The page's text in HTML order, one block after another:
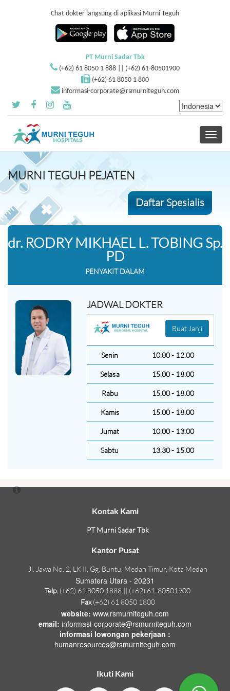
Chat dokter langsung di aplikasi Murni Teguh
PT Murni Sadar Tbk
(+62) 61 8050 1 888 || (+62) 61-80501900
(+62) 61 8050 1 800
informasi-corporate@rsmurniteguh.com
Toggle
MURNI TEGUH PEJATEN
Daftar Spesialis
dr. RODRY MIKHAEL L. TOBING Sp.
PD
PENYAKIT DALAM
JADWAL DOKTER
Buat Janji
Senin 10.00 - 12.00
Selasa 15.00 - 18.00
Rabu 15.00 - 18.00
Kamis 15.00 - 18.00
Jumat 10.00 - 13.00
Sabtu 13.30 - 15.00
Kontak Kami
PT Murni Sadar Tbk
Kantor Pusat
Jl. Jawa No. 2, LK II, Gg. Buntu, Medan Timur, Kota Medan
Sumatera Utara - 20231
Telp. (+62) 61 8050 1888 || (+62) 61-80501900
Fax(+62) 61 8050 1800
website: www.rsmurniteguh.com
email: informasi-corporate@rsmurniteguh.com
informasi lowongan pekerjaan :
humanresources@rsmurniteguh.com
Ikuti Kami